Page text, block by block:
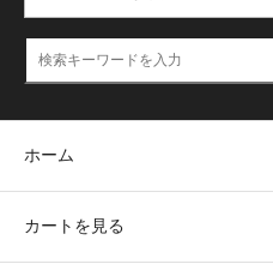
ホーム
カートを見る